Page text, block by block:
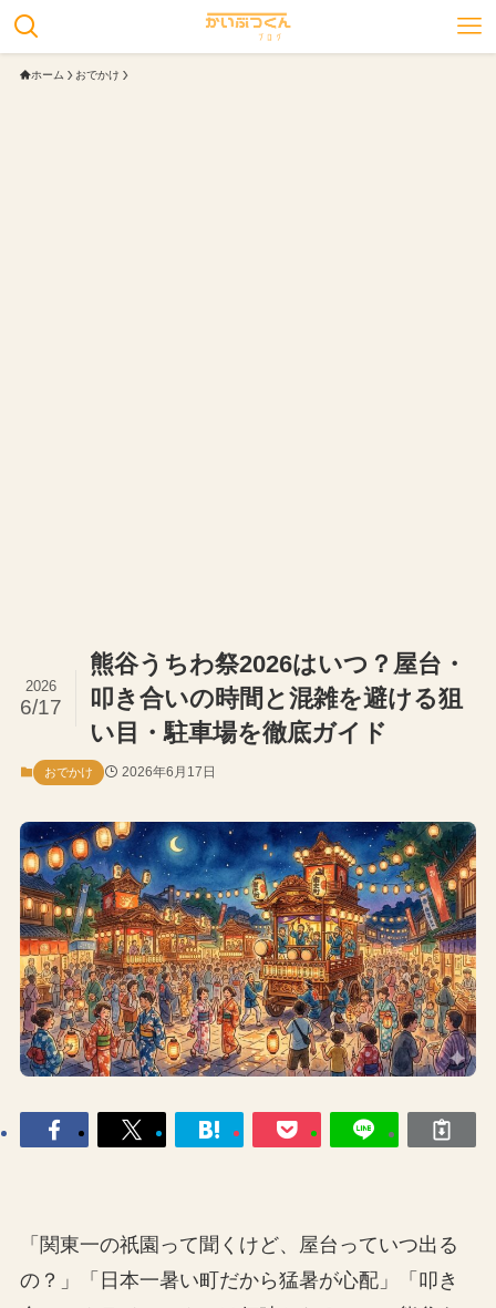
ホーム おでかけ
熊谷うちわ祭2026はいつ？屋台・
叩き合いの時間と混雑を避ける狙
い目・駐車場を徹底ガイド
2026
6/17
おでかけ 2026年6月17日
「関東一の祇園って聞くけど、屋台っていつ出る
の？」「日本一暑い町だから猛暑が心配」「叩き